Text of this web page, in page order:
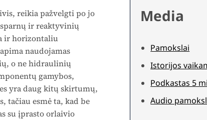
reikia pažvelgti po jo
ir reaktyvinių
ir horizontaliu
naudojamas
o ne hidraulinių
gamybos,
yra daug kitų skirtumų,
tačiau esmė ta, kad be
su įprasto orlaivio
Media
Pamokslai
Istorijos
Podkastas 5
Audio